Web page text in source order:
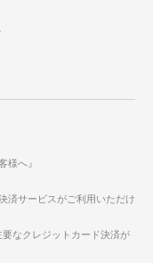
様へ』
済サービスがご利用いただけ
なクレジットカード決済が